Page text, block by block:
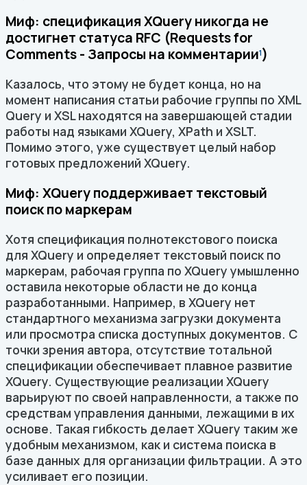
Миф: спецификация XQuery никогда не
достигнет статуса RFC (Requests for
Comments - Запросы на комментарии1)
Казалось, что этому не будет конца, но на
момент написания статьи рабочие группы по XML
Query и XSL находятся на завершающей стадии
работы над языками XQuery, XPath и XSLT.
Помимо этого, уже существует целый набор
готовых предложений XQuery.
Миф: XQuery поддерживает текстовый
поиск по маркерам
Хотя спецификация полнотекстового поиска
для XQuery и определяет текстовый поиск по
маркерам, рабочая группа по XQuery умышленно
оставила некоторые области не до конца
разработанными. Например, в XQuery нет
стандартного механизма загрузки документа
или просмотра списка доступных документов. С
точки зрения автора, отсутствие тотальной
спецификации обеспечивает плавное развитие
XQuery. Существующие реализации XQuery
варьируют по своей направленности, а также по
средствам управления данными, лежащими в их
основе. Такая гибкость делает XQuery таким же
удобным механизмом, как и система поиска в
базе данных для организации фильтрации. А это
усиливает его позиции.